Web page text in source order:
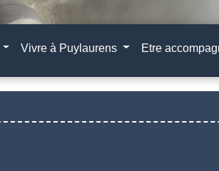
Vivre à Puylaurens Etre